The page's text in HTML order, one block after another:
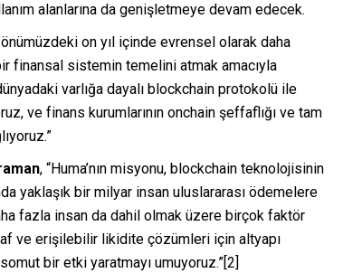
alanlarına da genişletmeye devam edecek.
önümüzdeki on yıl içinde evrensel olarak daha
finansal sistemin temelini atmak amacıyla
varlığa dayalı blockchain protokolü ile
ve finans kurumlarının onchain şeffaflığı ve tam
, “Huma’nın misyonu, blockchain teknolojisinin
yaklaşık bir milyar insan uluslararası ödemelere
fazla insan da dahil olmak üzere birçok faktör
ve erişilebilir likidite çözümleri için altyapı
bir etki yaratmayı umuyoruz.”[2]